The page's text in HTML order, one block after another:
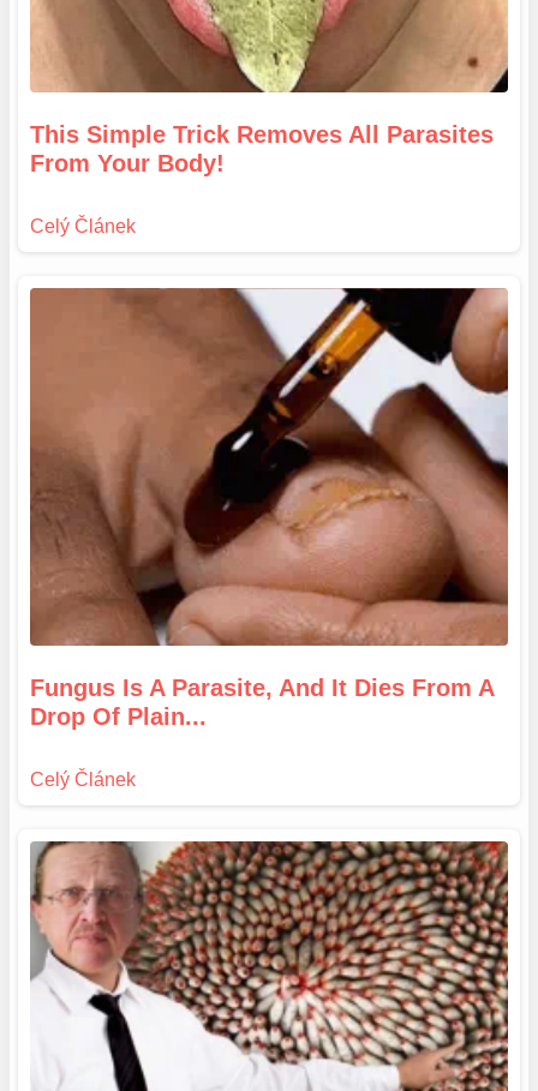
This Simple Trick Removes All Parasites
From Your Body!
Fungus Is A Parasite, And It Dies From A
Drop Of Plain...